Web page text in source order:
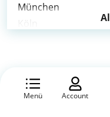
Menü Account
München
Leipzig